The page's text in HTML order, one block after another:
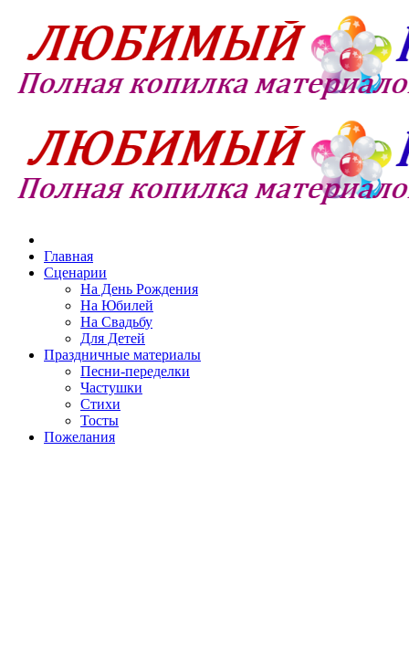
Главная
Сценарии
На День Рождения
На Юбилей
На Свадьбу
Для Детей
Праздничные материалы
Песни-переделки
Частушки
Стихи
Тосты
Пожелания